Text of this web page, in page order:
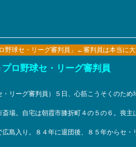
野球セ・リーグ審判員」←審判員は本当に大
ロ野球セ・リーグ審判員
リーグ審判員）５日、心筋こうそくのため
場。自宅は朝霞市膝折町４の５の６。喪主
島入り。８４年に退団後、８５年からセ・